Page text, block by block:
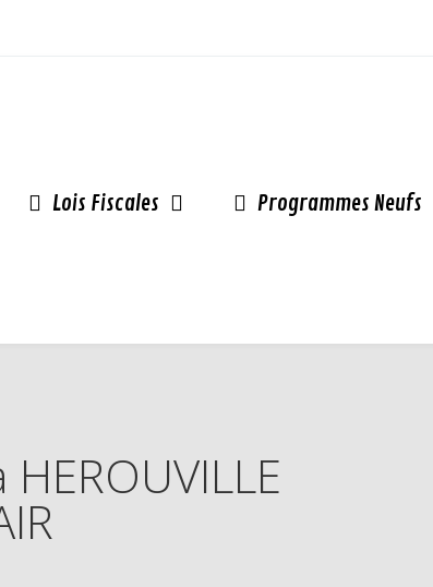
Lois Fiscales Programmes Neufs